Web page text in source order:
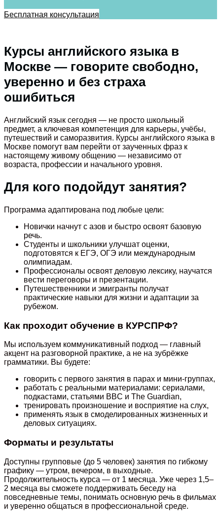
Бесплатная консультация
Курсы английского языка в
Москве — говорите свободно,
уверенно и без страха
ошибиться
Английский язык сегодня — не просто школьный
предмет, а ключевая компетенция для карьеры, учёбы,
путешествий и саморазвития. Курсы английского языка в
Москве помогут вам перейти от заученных фраз к
настоящему живому общению — независимо от
возраста, профессии и начального уровня.
Для кого подойдут занятия?
Программа адаптирована под любые цели:
Новички начнут с азов и быстро освоят базовую
речь.
Студенты и школьники улучшат оценки,
подготовятся к ЕГЭ, ОГЭ или международным
олимпиадам.
Профессионалы освоят деловую лексику, научатся
вести переговоры и презентации.
Путешественники и эмигранты получат
практические навыки для жизни и адаптации за
рубежом.
Как проходит обучение в КУРСПРФ?
Мы используем коммуникативный подход — главный
акцент на разговорной практике, а не на зубрёжке
грамматики. Вы будете:
говорить с первого занятия в парах и мини-группах,
работать с реальными материалами: сериалами,
подкастами, статьями BBC и The Guardian,
тренировать произношение и восприятие на слух,
применять язык в смоделированных жизненных и
деловых ситуациях.
Форматы и результаты
Доступны групповые (до 5 человек) занятия по гибкому
графику — утром, вечером, в выходные.
Продолжительность курса — от 1 месяца. Уже через 1,5–
2 месяца вы сможете поддерживать беседу на
повседневные темы, понимать основную речь в фильмах
и уверенно общаться в профессиональной среде.